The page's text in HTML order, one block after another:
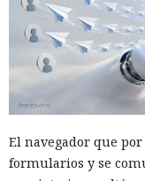
El navegador que
formularios y se